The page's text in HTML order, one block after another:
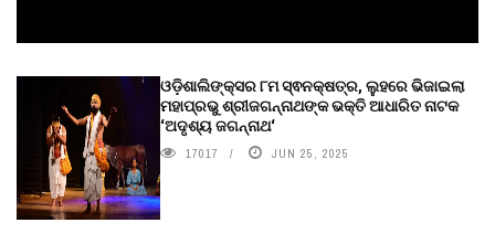
ଓଡ଼ିଶାଲିଙ୍କ୍ସର ୮ମ ସ୍ଵନକ୍ଷତ୍ର, ଲୁହରେ ଭିଜାଇଲା
ମହାପ୍ରଭୁ ଶ୍ରୀଜଗନ୍ନାଥଙ୍କ ଭକ୍ତି ଆଧାରିତ ନାଟକ
‘ଅଦୃଶ୍ୟ ଜଗନ୍ନାଥ‘
17017 JUN 25, 2025